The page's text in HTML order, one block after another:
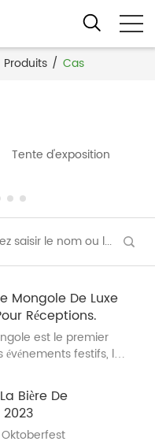
Produits / Cas
Tente d'exposition
Mongole De Luxe
Réceptions.
est le premier
festifs, les
de nombreux
mongole est
coutumes nationales
des
Bière De